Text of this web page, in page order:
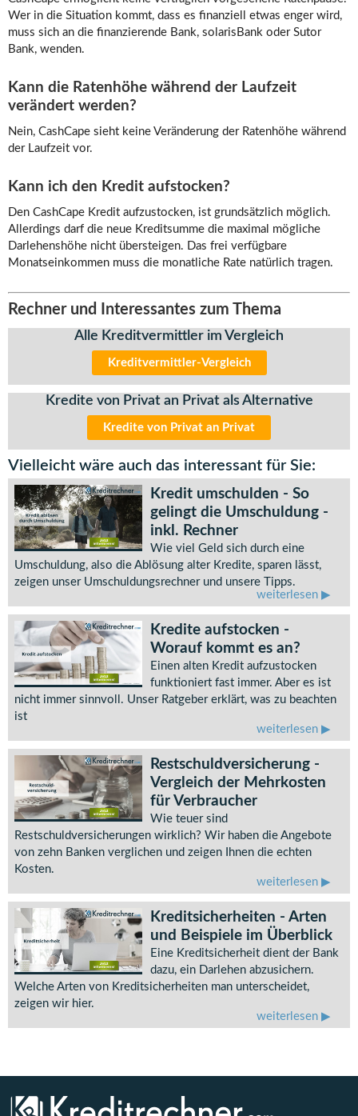
Wer in die Situation kommt, dass es finanziell etwas enger wird,
muss sich an die finanzierende Bank, solarisBank oder Sutor
Bank, wenden.
Kann die Ratenhöhe während der Laufzeit
verändert werden?
Nein, CashCape sieht keine Veränderung der Ratenhöhe während
der Laufzeit vor.
Kann ich den Kredit aufstocken?
Den CashCape Kredit aufzustocken, ist grundsätzlich möglich.
Allerdings darf die neue Kreditsumme die maximal mögliche
Darlehenshöhe nicht übersteigen. Das frei verfügbare
Monatseinkommen muss die monatliche Rate natürlich tragen.
Rechner und Interessantes zum Thema
Alle Kreditvermittler im Vergleich
Kreditvermittler-Vergleich
Kredite von Privat an Privat als Alternative
Kredite von Privat an Privat
Vielleicht wäre auch das interessant für Sie:
Kredit umschulden - So
gelingt die Umschuldung -
inkl. Rechner
Wie viel Geld sich durch eine
Umschuldung, also die Ablösung alter Kredite, sparen lässt,
zeigen unser Umschuldungsrechner und unsere Tipps.
weiterlesen
Kredite aufstocken -
Worauf kommt es an?
Einen alten Kredit aufzustocken
funktioniert fast immer. Aber es ist
nicht immer sinnvoll. Unser Ratgeber erklärt, was zu beachten
ist
weiterlesen
Restschuldversicherung -
Vergleich der Mehrkosten
für Verbraucher
Wie teuer sind
Restschuldversicherungen wirklich? Wir haben die Angebote
von zehn Banken verglichen und zeigen Ihnen die echten
Kosten.
weiterlesen
Kreditsicherheiten - Arten
und Beispiele im Überblick
Eine Kreditsicherheit dient der Bank
dazu, ein Darlehen abzusichern.
Welche Arten von Kreditsicherheiten man unterscheidet,
zeigen wir hier.
weiterlesen